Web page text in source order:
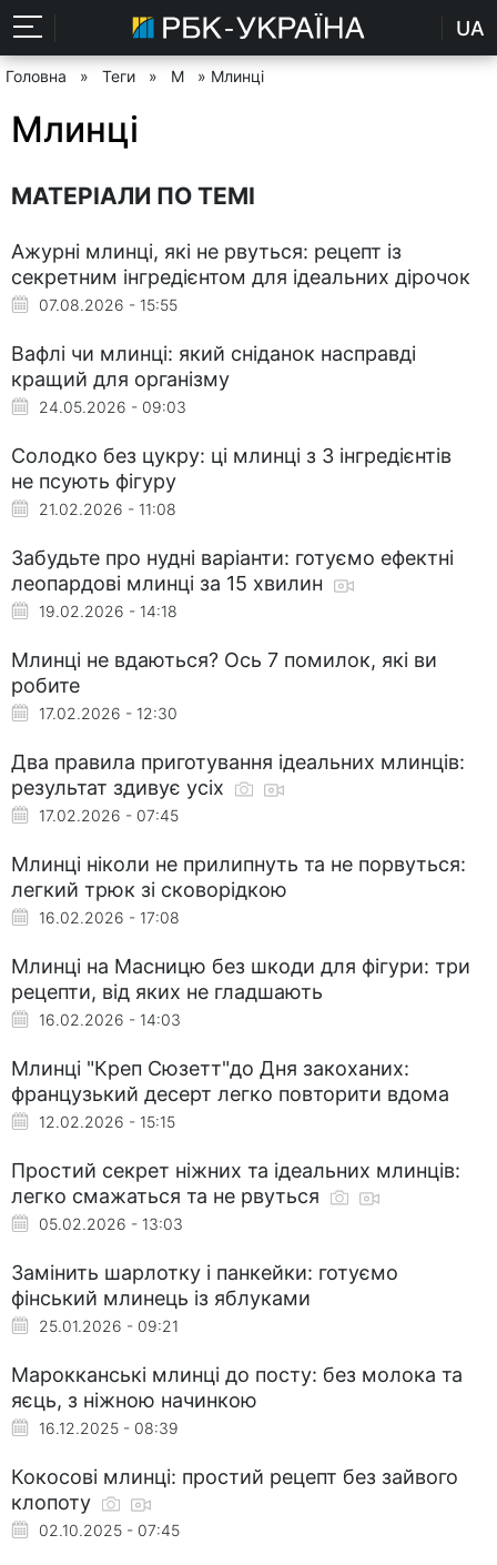
UA
Головна » Теги » М » Млинці
Млинці
МАТЕРІАЛИ ПО ТЕМІ
Ажурні млинці, які не рвуться: рецепт із
секретним інгредієнтом для ідеальних дірочок
07.08.2026 - 15:55
Вафлі чи млинці: який сніданок насправді
кращий для організму
24.05.2026 - 09:03
Солодко без цукру: ці млинці з 3 інгредієнтів
не псують фігуру
21.02.2026 - 11:08
Забудьте про нудні варіанти: готуємо ефектні
леопардові млинці за 15 хвилин
19.02.2026 - 14:18
Млинці не вдаються? Ось 7 помилок, які ви
робите
17.02.2026 - 12:30
Два правила приготування ідеальних млинців:
результат здивує усіх
17.02.2026 - 07:45
Млинці ніколи не прилипнуть та не порвуться:
легкий трюк зі сковорідкою
16.02.2026 - 17:08
Млинці на Масницю без шкоди для фігури: три
рецепти, від яких не гладшають
16.02.2026 - 14:03
Млинці "Креп Сюзетт"до Дня закоханих:
французький десерт легко повторити вдома
12.02.2026 - 15:15
Простий секрет ніжних та ідеальних млинців:
легко смажаться та не рвуться
05.02.2026 - 13:03
Замінить шарлотку і панкейки: готуємо
фінський млинець із яблуками
25.01.2026 - 09:21
Марокканські млинці до посту: без молока та
яєць, з ніжною начинкою
16.12.2025 - 08:39
Кокосові млинці: простий рецепт без зайвого
клопоту
02.10.2025 - 07:45